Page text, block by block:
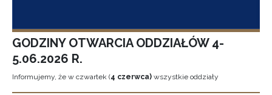
GODZINY OTWARCIA ODDZIAŁÓW 4-
5.06.2026 R.
Informujemy, że w czwartek (4 czerwca) wszystkie oddziały